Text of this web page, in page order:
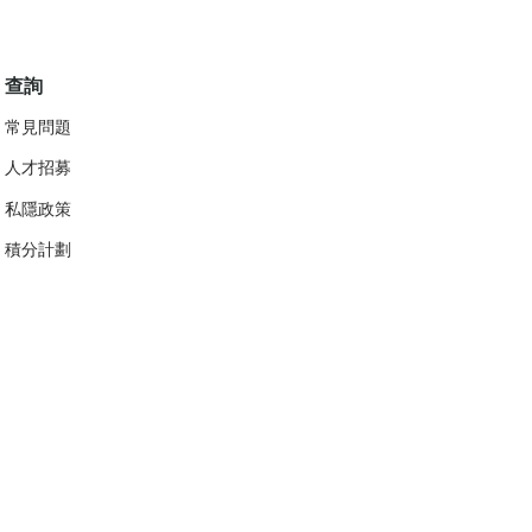
查詢
常見問題
人才招募
私隱政策
​積分計劃